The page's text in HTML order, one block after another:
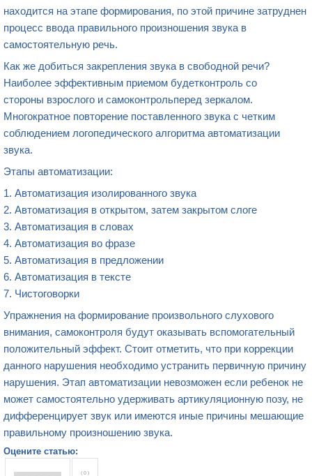
находится на этапе формирования, по этой причине затруднен
процесс ввода правильного произношения звука в
самостоятельную речь.
Как же добиться закрепления звука в свободной речи?
Наиболее эффективным приемом будетконтроль со
стороны взрослого и самоконтрольперед зеркалом.
Многократное повторение поставленного звука с четким
соблюдением логопедического алгоритма автоматизации
звука.
Этапы автоматизации:
1. Автоматизация изолированного звука
2. Автоматизация в открытом, затем закрытом слоге
3. Автоматизация в словах
4. Автоматизация во фразе
5. Автоматизация в предложении
6. Автоматизация в тексте
7. Чистоговорки
Упражнения на формирование произвольного слухового
внимания, самоконтроля будут оказывать вспомогательный
положительный эффект. Стоит отметить, что при коррекции
данного нарушения необходимо устранить первичную причину
нарушения. Этап автоматизации невозможен если ребенок не
может самостоятельно удерживать артикуляционную позу, не
дифференцирует звук или имеются иные причины мешающие
правильному произношению звука.
Оцените статью:
( 0 )